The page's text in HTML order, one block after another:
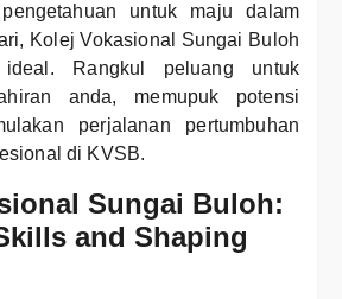
untuk maju dalam
Kolej Vokasional Sungai Buloh
Rangkul peluang untuk
anda, memupuk potensi
perjalanan pertumbuhan
di KVSB.
Sungai Buloh:
and Shaping